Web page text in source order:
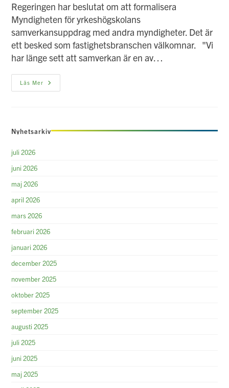
Regeringen har beslutat om att formalisera
Myndigheten för yrkeshögskolans
samverkansuppdrag med andra myndigheter. Det är
ett besked som fastighetsbranschen välkomnar. "Vi
har länge sett att samverkan är en av…
Läs Mer Fastighetsbranschen
Hoppas
Får
Nyhetsarkiv
juli 2026
juni 2026
maj 2026
april 2026
mars 2026
februari 2026
januari 2026
december 2025
november 2025
oktober 2025
september 2025
augusti 2025
juli 2025
juni 2025
maj 2025